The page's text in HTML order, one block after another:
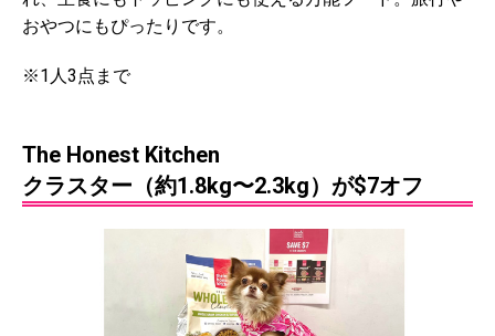
おやつにもぴったりです。
※1人3点まで
The Honest Kitchen
クラスター（約1.8kg〜2.3kg）が$7オフ